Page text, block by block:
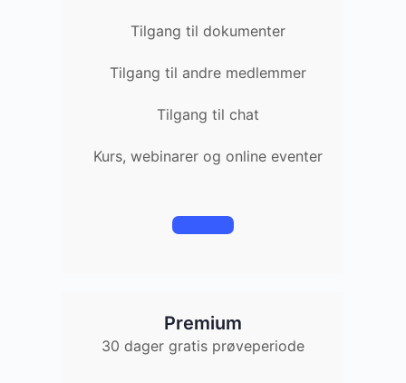
Tilgang til dokumenter
Tilgang til andre medlemmer
Tilgang til chat
Kurs, webinarer og online eventer
Registrer
Premium
30 dager gratis prøveperiode